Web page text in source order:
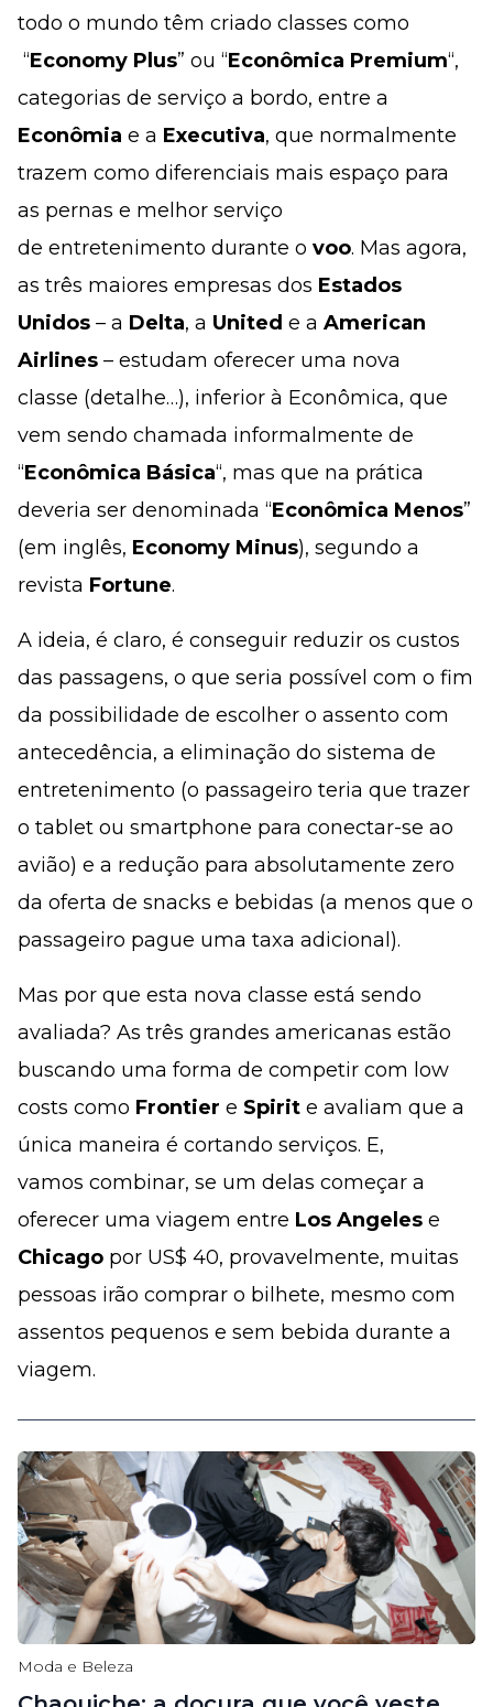
todo o mundo têm criado classes como
“Economy Plus” ou “Econômica Premium“,
categorias de serviço a bordo, entre a
Econômia e a Executiva, que normalmente
trazem como diferenciais mais espaço para
as pernas e melhor serviço
de entretenimento durante o voo. Mas agora,
as três maiores empresas dos Estados
Unidos – a Delta, a United e a American
Airlines – estudam oferecer uma nova
classe (detalhe…), inferior à Econômica, que
vem sendo chamada informalmente de
“Econômica Básica“, mas que na prática
deveria ser denominada “Econômica Menos”
(em inglês, Economy Minus), segundo a
revista Fortune.
A ideia, é claro, é conseguir reduzir os custos
das passagens, o que seria possível com o fim
da possibilidade de escolher o assento com
antecedência, a eliminação do sistema de
entretenimento (o passageiro teria que trazer
o tablet ou smartphone para conectar-se ao
avião) e a redução para absolutamente zero
da oferta de snacks e bebidas (a menos que o
passageiro pague uma taxa adicional).
Mas por que esta nova classe está sendo
avaliada? As três grandes americanas estão
buscando uma forma de competir com low
costs como Frontier e Spirit e avaliam que a
única maneira é cortando serviços. E,
vamos combinar, se um delas começar a
oferecer uma viagem entre Los Angeles e
Chicago por US$ 40, provavelmente, muitas
pessoas irão comprar o bilhete, mesmo com
assentos pequenos e sem bebida durante a
viagem.
Moda e Beleza